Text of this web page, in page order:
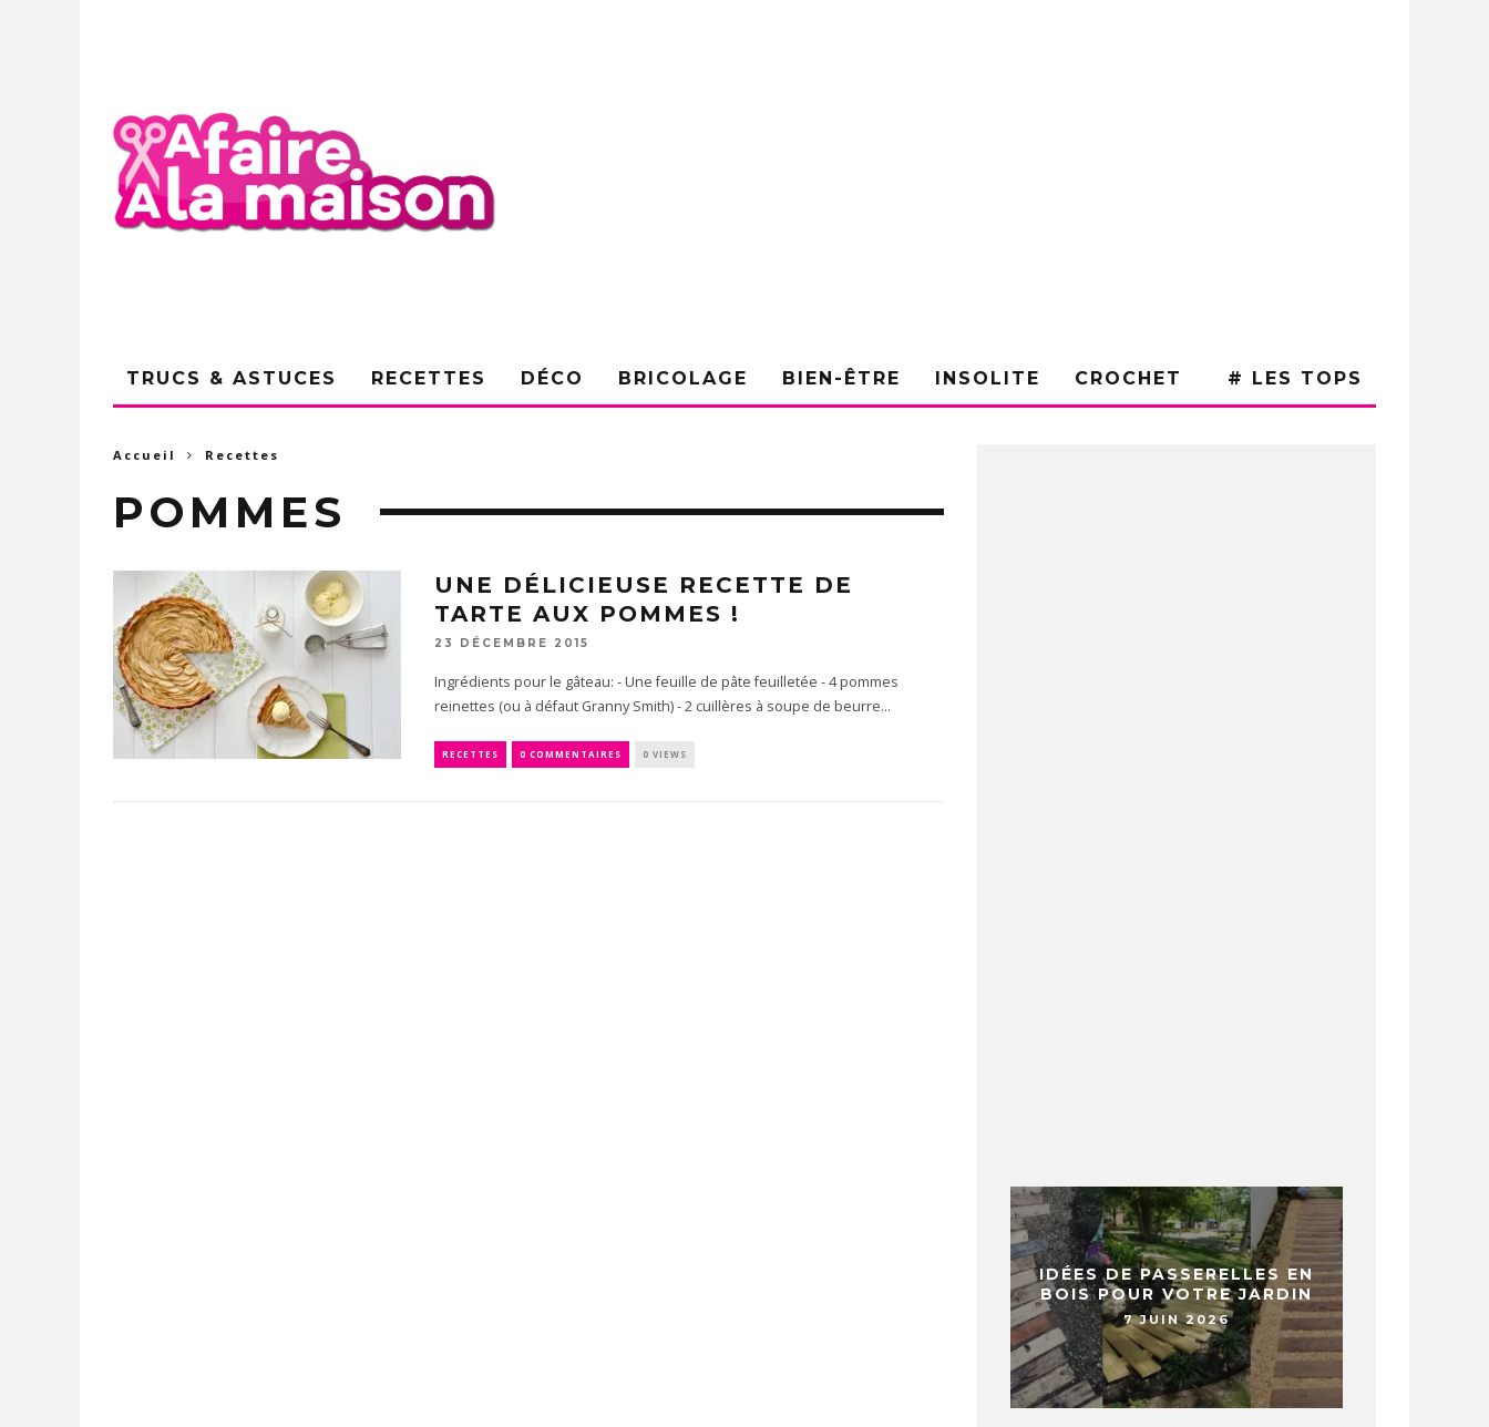
TRUCS & ASTUCES RECETTES DÉCO BRICOLAGE BIEN-ÊTRE INSOLITE CROCHET # LES TOPS
Accueil Recettes
POMMES
UNE DÉLICIEUSE RECETTE DE
TARTE AUX POMMES !
23 DÉCEMBRE 2015
Ingrédients pour le gâteau: - Une feuille de pâte feuilletée - 4 pommes
reinettes (ou à défaut Granny Smith) - 2 cuillères à soupe de beurre...
RECETTES 0 COMMENTAIRES 0 VIEWS
IDÉES DE PASSERELLES EN
BOIS POUR VOTRE JARDIN
7 JUIN 2026